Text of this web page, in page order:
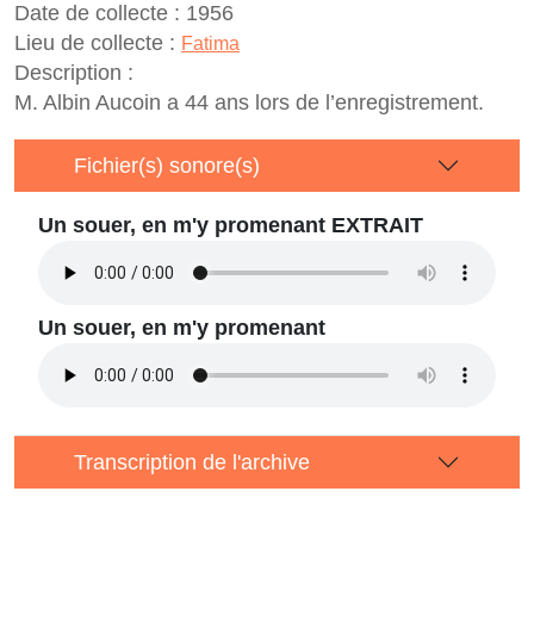
Date de collecte : 1956
Lieu de collecte : Fatima
Description :
M. Albin Aucoin a 44 ans lors de l’enregistrement.
Fichier(s) sonore(s)
Un souer, en m'y promenant EXTRAIT
Un souer, en m'y promenant
Transcription de l'archive